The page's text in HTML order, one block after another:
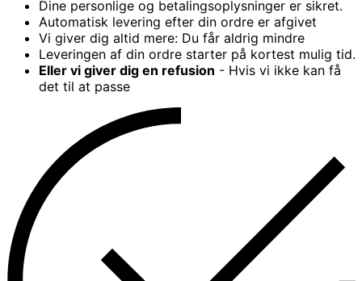
Dine personlige og betalingsoplysninger er sikret.
Automatisk levering efter din ordre er afgivet
Vi giver dig altid mere: Du får aldrig mindre
Leveringen af din ordre starter på kortest mulig tid.
Eller vi giver dig en refusion - Hvis vi ikke kan få
det til at passe